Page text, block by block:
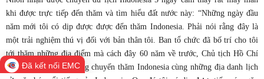
khi được trực tiếp đến thăm và tìm hiểu đất nước này: “Những ngày đầu
năm mới tôi có dịp được được đến thăm Indonesia. Phải nói rằng đây là
một trải nghiệm thú vị đối với bản thân tôi. Ban tổ chức đã bố trí cho tôi
tới thăm những địa điểm mà cách đây 60 năm về trước, Chủ tịch Hồ Chí
Minh đã dừng dân trong chuyến thăm Indonesia cùng những địa danh lịch
Đã kết nối EMC